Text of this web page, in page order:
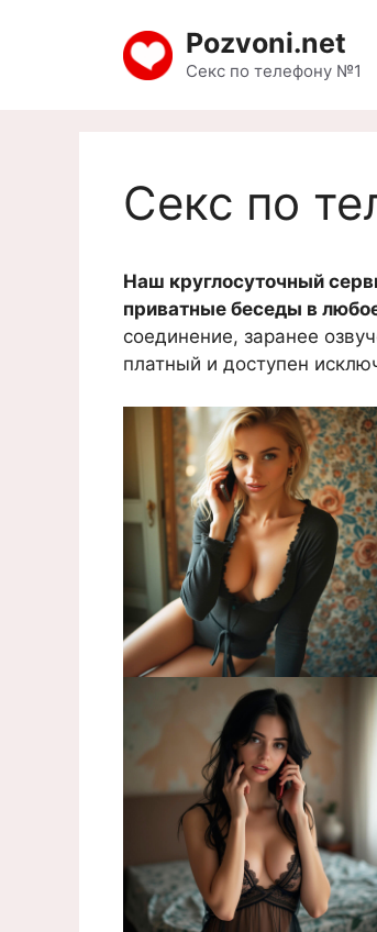
Pozvoni.net
Секс по телефону №1
Секс по
Наш круглосуточный
приватные беседы в
соединение, заранее
платный и доступен